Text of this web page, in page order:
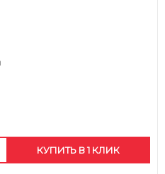
КУПИТЬ В 1 КЛИК